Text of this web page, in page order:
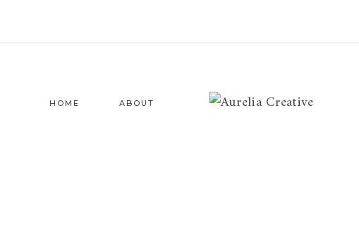
HOME ABOUT